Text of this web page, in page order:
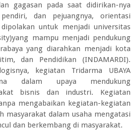
gagasan pada saat didirikan-nya
dan pejuangnya, orientasi
dipolakan untuk menjadi universitas
mampu menjadi pendukung
yang diarahkan menjadi kota
dan Pendidikan (INDAMARDI).
kegiatan Tridarma UBAYA
dalam upaya mendukung
bisnis dan industri. Kegiatan
mengabaikan kegiatan-kegiatan
masyarakat dalam usaha mengatasi
dan berkembang di masyarakat.